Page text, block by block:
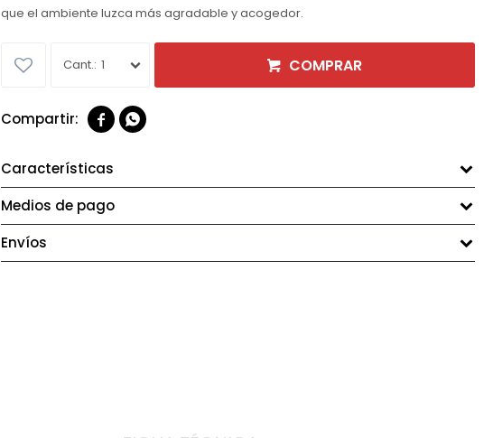
que el ambiente luzca más agradable y acogedor.
1 COMPRAR
 
Características
Medios de pago
Envíos